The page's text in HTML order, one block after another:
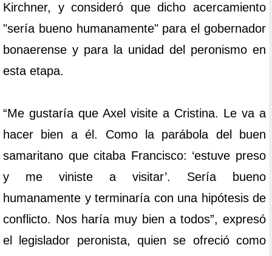
Kirchner, y consideró que dicho acercamiento
"sería bueno humanamente" para el gobernador
bonaerense y para la unidad del peronismo en
esta etapa.
“Me gustaría que Axel visite a Cristina. Le va a
hacer bien a él. Como la parábola del buen
samaritano que citaba Francisco: ‘estuve preso
y me viniste a visitar’. Sería bueno
humanamente y terminaría con una hipótesis de
conflicto. Nos haría muy bien a todos”, expresó
el legislador peronista, quien se ofreció como